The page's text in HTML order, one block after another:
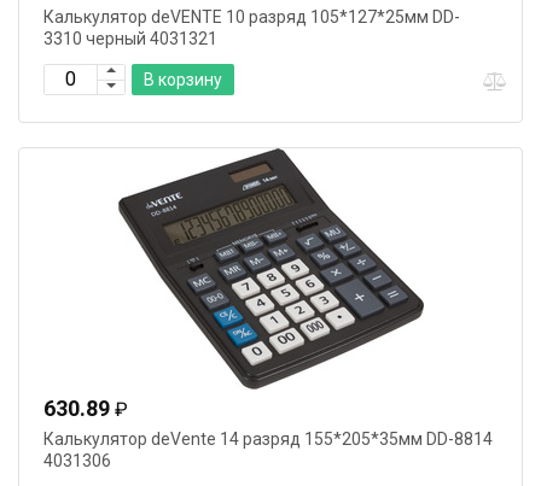
Калькулятор deVENTE 10 разряд 105*127*25мм DD-
3310 черный 4031321
В корзину
630.89 ₽
Калькулятор deVente 14 разряд 155*205*35мм DD-8814
4031306